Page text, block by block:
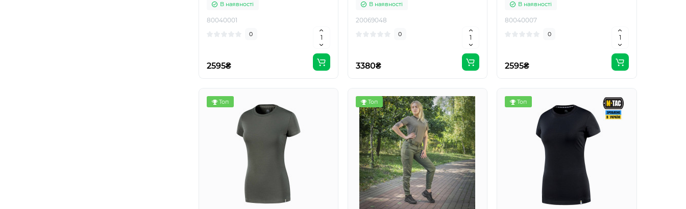
В наявності
80040001
0
2595₴
В наявності
20069048
0
3380₴
В наявності
80040007
0
2595₴
Топ Топ Топ